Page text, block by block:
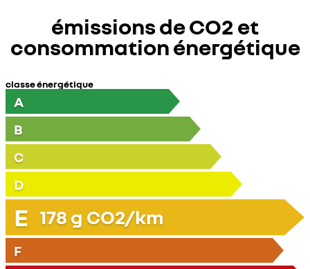
émissions de CO2 et
consommation énergétique
classe énergétique
A
B
C
D
E 178 g CO2/km
F